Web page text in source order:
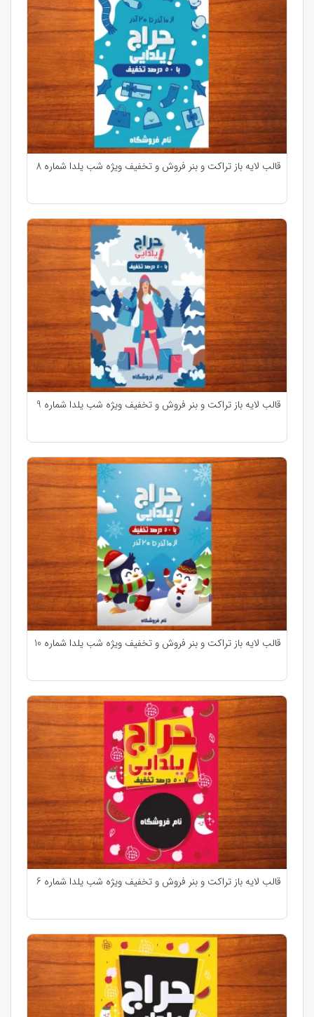
قالب لایه باز تراکت و بنر فروش و تخفیف ویژه شب یلدا شماره 8
قالب لایه باز تراکت و بنر فروش و تخفیف ویژه شب یلدا شماره 9
قالب لایه باز تراکت و بنر فروش و تخفیف ویژه شب یلدا شماره 10
قالب لایه باز تراکت و بنر فروش و تخفیف ویژه شب یلدا شماره 6